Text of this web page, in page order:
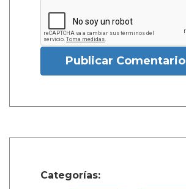
Publicar Comentario
Categorías: